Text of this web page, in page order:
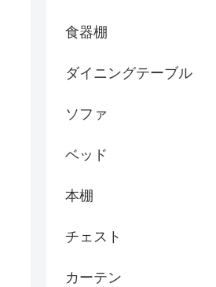
食器棚
ダイニングテーブル
ソファ
ベッド
本棚
チェスト
カーテン